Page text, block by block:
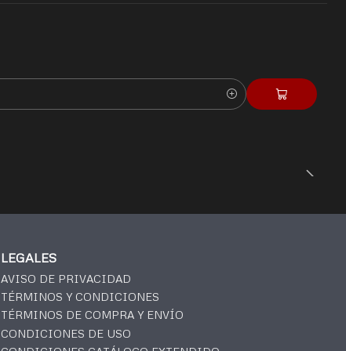
LEGALES
AVISO DE PRIVACIDAD
TÉRMINOS Y CONDICIONES
TÉRMINOS DE COMPRA Y ENVÍO
CONDICIONES DE USO